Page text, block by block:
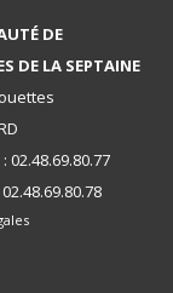
DE
DE LA SEPTAINE
02.48.69.80.77